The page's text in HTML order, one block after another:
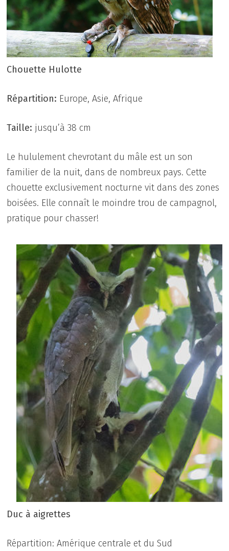
Chouette Hulotte
Répartition: Europe, Asie, Afrique
Taille: jusqu’à 38 cm
Le hululement chevrotant du mâle est un son
familier de la nuit, dans de nombreux pays. Cette
chouette exclusivement nocturne vit dans des zones
boisées. Elle connaît le moindre trou de campagnol,
pratique pour chasser!
Duc à aigrettes
Répartition: Amérique centrale et du Sud